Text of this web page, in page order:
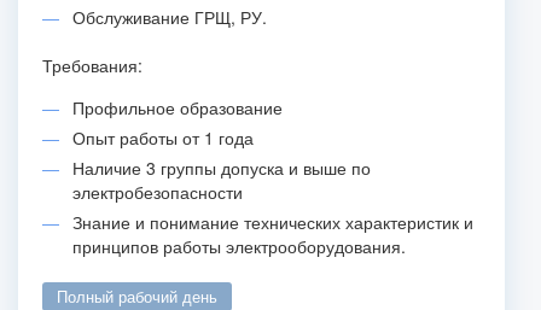
Обслуживание ГРЩ, РУ.
Требования:
Профильное образование
Опыт работы от 1 года
Наличие 3 группы допуска и выше по
электробезопасности
Знание и понимание технических характеристик и
принципов работы электрооборудования.
полный рабочий день